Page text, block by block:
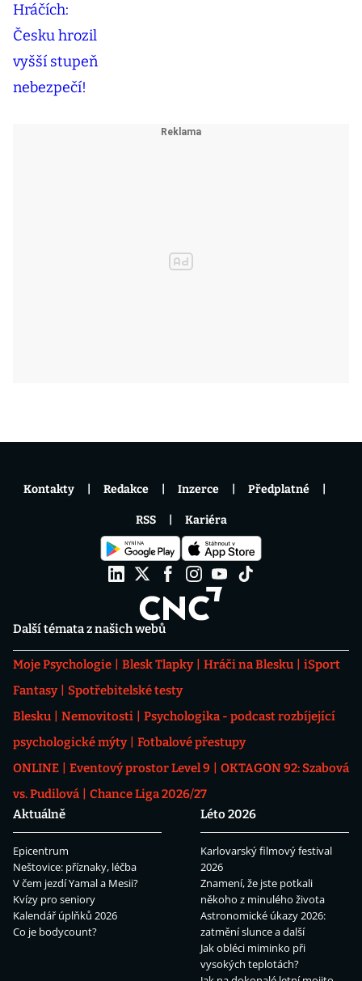
Další témata z našich webů
Moje Psychologie Blesk Tlapky Hráči na Blesku
iSport
Fantasy
Spotřebitelské testy
Blesku
Nemovitosti
Psychologika - podcast rozbíjející
psychologické mýty
Fotbalové přestupy
ONLINE
Eventový prostor Level 9
OKTAGON 92: Szabová
vs. Pudilová
Chance Liga 2026/27
Aktuálně
Epicentrum
Neštovice: příznaky, léčba
V čem jezdí Yamal a Mesii?
Kvízy pro seniory
Kalendář úplňků 2026
Co je bodycount?
Léto 2026
Karlovarský filmový festival
2026
Znamení, že jste potkali
někoho z minulého života
Astronomické úkazy 2026:
zatmění slunce a další
Jak obléci miminko při
vysokých teplotách?
Kontakty Redakce Inzerce Předplatné
RSS Kariéra